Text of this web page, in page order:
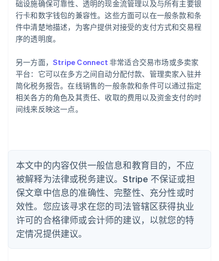
础设施确保可靠性、透明的现金流管理以及与所有主要银
行卡和数字钱包的兼容性。这些方面可以在一般条款和条
件中清楚地描述，为客户提供对接受的支付方式和交易程
序的透明度。
另一方面， Stripe Connect 非常适合交易市场或多卖家
平台：它可以在多方之间自动分配付款、管理卖家入驻并
简化税务报告。在线销售的一般条款和条件可以通过指定
相关各方的角色及其责任、收取的费用以及资金支付的时
间线来反映这一点。
本文中的内容仅供一般信息和教育目的，不应
被解释为法律或税务建议。Stripe 不保证或担
保文章中信息的准确性、完整性、充分性或时
效性。您应该寻求在您的司法管辖区获得执业
许可的合格律师或会计师的建议，以就您的特
定情况提供建议。
English
爱尔兰
English
爱沙尼亚
奥地利
DeutschEnglish
澳大利亚
English
巴西
Português English
English
丹麦
English
德国
DeutschEnglish
法国
FrançaisEnglish
芬兰
EnglishSvenska